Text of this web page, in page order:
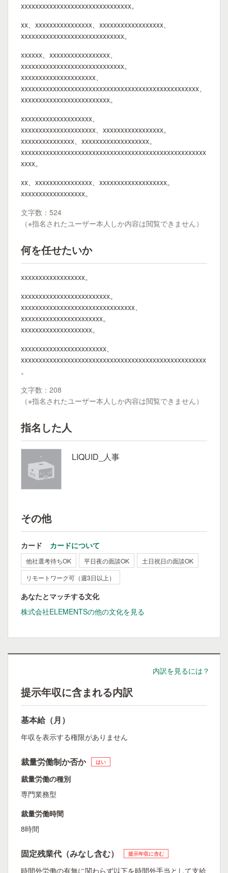
xxxxxxxxxxxxxxxxxxxxxxxxxxxxxxx。
xx、xxxxxxxxxxxxxxxx、xxxxxxxxxxxxxxxxxx、
xxxxxxxxxxxxxxxxxxxxxxxxxxxxx。
xxxxxx、xxxxxxxxxxxxxxxxx、
xxxxxxxxxxxxxxxxxxxxxxxxxxxxx。
xxxxxxxxxxxxxxxxxxxxx、
xxxxxxxxxxxxxxxxxxxxxxxxxxxxxxxxxxxxxxxxxxxxxxxxxx、
xxxxxxxxxxxxxxxxxxxxxxxxx。
xxxxxxxxxxxxxxxxxxxx、
xxxxxxxxxxxxxxxxxxxxx、xxxxxxxxxxxxxxxxx。
xxxxxxxxxxxxxxx、xxxxxxxxxxxxxxxxxxx。
xxxxxxxxxxxxxxxxxxxxxxxxxxxxxxxxxxxxxxxxxxxxxxxxxxxx
xxxx。
xx、xxxxxxxxxxxxxxxx、xxxxxxxxxxxxxxxxxxx。
xxxxxxxxxxxxxxxxxx。
文字数：524
（※指名されたユーザー本人しか内容は閲覧できません）
何を任せたいか
xxxxxxxxxxxxxxxxxx。
xxxxxxxxxxxxxxxxxxxxxxxxx。
xxxxxxxxxxxxxxxxxxxxxxxxxxxxxxxx、
xxxxxxxxxxxxxxxxxxxxxxx。
xxxxxxxxxxxxxxxxxxxx。
xxxxxxxxxxxxxxxxxxxxxxxx、
xxxxxxxxxxxxxxxxxxxxxxxxxxxxxxxxxxxxxxxxxxxxxxxxxxxx
。
文字数：208
（※指名されたユーザー本人しか内容は閲覧できません）
指名した人
LIQUID_人事
その他
カード カードについて
他社選考待ちOK 平日夜の面談OK
土日祝日の面談OK
リモートワーク可（週3日以上）
あなたとマッチする文化
株式会社ELEMENTSの他の文化を見る
内訳を見るには？
提示年収に含まれる内訳
基本給（月）
年収を表示する権限がありません
裁量労働制か否か はい
裁量労働の種別
専門業務型
裁量労働時間
8時間
固定残業代（みなし含む） 提示年収に含む
時間外労働の有無に関わらず以下を時間外手当として支給